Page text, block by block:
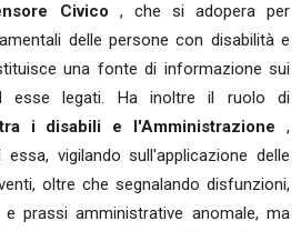
Civico , che si adopera per
delle persone con disabilità e
una fonte di informazione sui
esse legati. Ha inoltre il ruolo di
i disabili e l'Amministrazione ,
vigilando sull'applicazione delle
oltre che segnalando disfunzioni,
prassi amministrative anomale, ma